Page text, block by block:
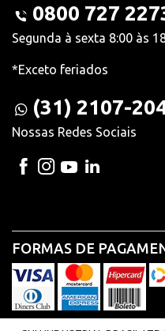
0800 727
Segunda à sexta 8:00 às
*Exceto feriados
(31) 2107-
Nossas Redes Sociais
FORMAS DE